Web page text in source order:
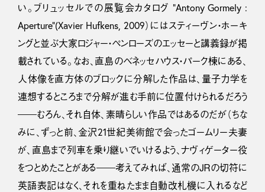
い。ブリュッセルでの展覧会カタログ “Antony Gormely :
Aperture”(Xavier Hufkens, 2009）にはスティーヴン・ホーキ
ングと並ぶ大家ロジャー・ペンローズのエッセーと講義録が掲
載されている。なお、直島のベネッセハウス・パーク棟にある、
人体像を直方体のブロックに分解した作品は、量子力学を
連想するところまで分解が進む手前に位置付けられるだろう
――むろん、それ自体、素晴らしい作品ではあるのだが（ちな
みに、ずっと前、金沢21世紀美術館で会ったゴームリー夫妻
が、直島まで列車を乗り継いでいけるよう、ナヴィゲーター役
をつとめたことがある――考えてみれば、通常のＪＲの切符に
英語表記はなく、それを重ねたまま自動改札機に入れるなど